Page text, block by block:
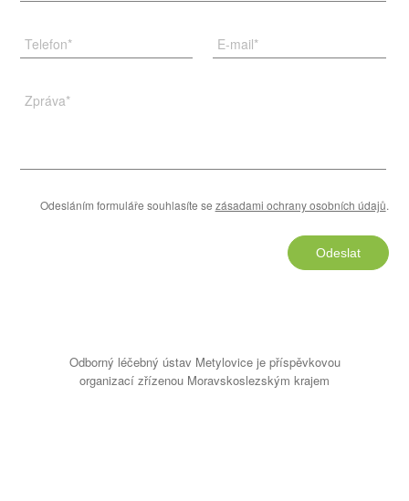
Telefon* E-mail*
Zpráva*
Odesláním formuláře souhlasíte se zásadami ochrany osobních údajů.
Odeslat
Odborný léčebný ústav Metylovice je příspěvkovou
organizací zřízenou Moravskoslezským krajem